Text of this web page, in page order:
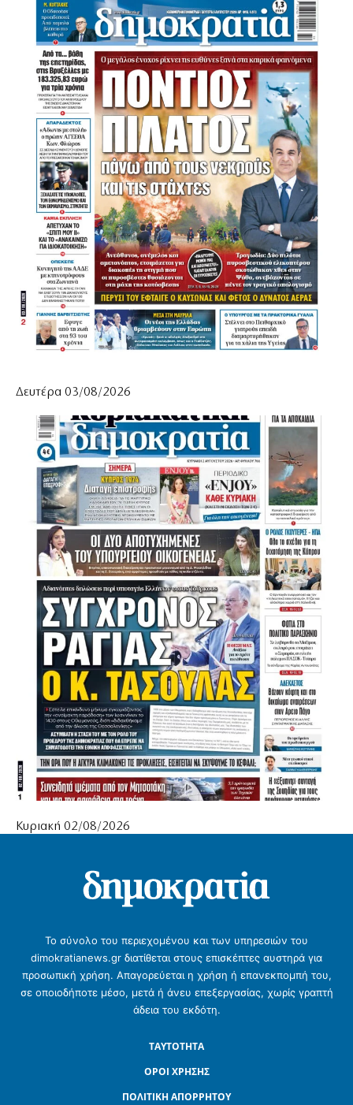
Δευτέρα 03/08/2026
Κυριακή 02/08/2026
Το σύνολο του περιεχομένου και των υπηρεσιών του
dimokratianews.gr διατίθεται στους επισκέπτες αυστηρά για
προσωπική χρήση. Απαγορεύεται η χρήση ή επανεκπομπή του,
σε οποιοδήποτε μέσο, μετά ή άνευ επεξεργασίας, χωρίς γραπτή
άδεια του εκδότη.
ΤΑΥΤΟΤΗΤΑ
ΟΡΟΙ ΧΡΗΣΗΣ
ΠΟΛΙΤΙΚΗ ΑΠΟΡΡΗΤΟΥ